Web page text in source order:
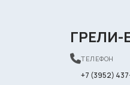
ГРЕЛИ-
ТЕЛЕФОН
+7 (3952)